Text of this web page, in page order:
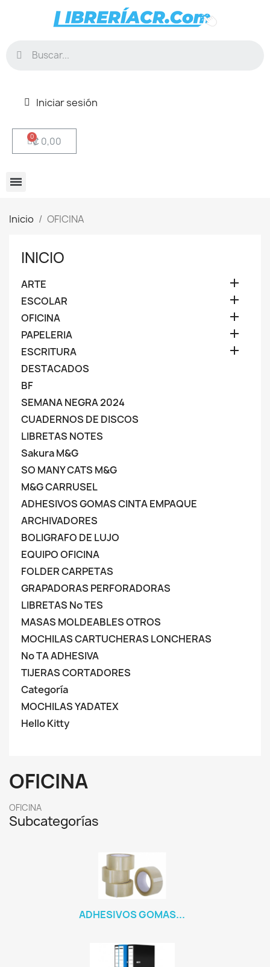
Iniciar sesión
₡ 0,00
Inicio OFICINA
INICIO
ARTE 
ESCOLAR 
OFICINA 
PAPELERIA 
ESCRITURA 
DESTACADOS
BF
SEMANA NEGRA 2024
CUADERNOS DE DISCOS
LIBRETAS NOTES
Sakura M&G
SO MANY CATS M&G
M&G CARRUSEL
ADHESIVOS GOMAS CINTA EMPAQUE
ARCHIVADORES
BOLIGRAFO DE LUJO
EQUIPO OFICINA
FOLDER CARPETAS
GRAPADORAS PERFORADORAS
LIBRETAS No TES
MASAS MOLDEABLES OTROS
MOCHILAS CARTUCHERAS LONCHERAS
No TA ADHESIVA
TIJERAS CORTADORES
Categoría
MOCHILAS YADATEX
Hello Kitty
OFICINA
OFICINA
Subcategorías
ADHESIVOS GOMAS...